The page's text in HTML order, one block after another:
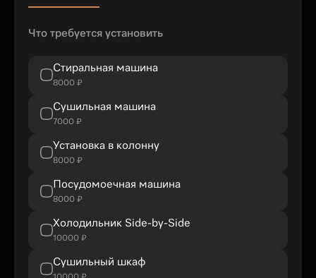
Что требуется установить
Стиральная машина
8000 ₽
Сушильная машина
7000 ₽
Установка в колонну
8000 ₽
Посудомоечная машина
8000 ₽
Холодильник Side-by-Side
10000 ₽
Сушильный шкаф